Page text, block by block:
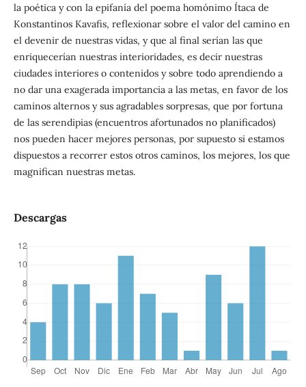
la poética y con la epifanía del poema homónimo Ítaca de
Konstantinos Kavafis, reflexionar sobre el valor del camino en
el devenir de nuestras vidas, y que al final serían las que
enriquecerían nuestras interioridades, es decir nuestras
ciudades interiores o contenidos y sobre todo aprendiendo a
no dar una exagerada importancia a las metas, en favor de los
caminos alternos y sus agradables sorpresas, que por fortuna
de las serendipias (encuentros afortunados no planificados)
nos pueden hacer mejores personas, por supuesto si estamos
dispuestos a recorrer estos otros caminos, los mejores, los que
magnifican nuestras metas.
Descargas